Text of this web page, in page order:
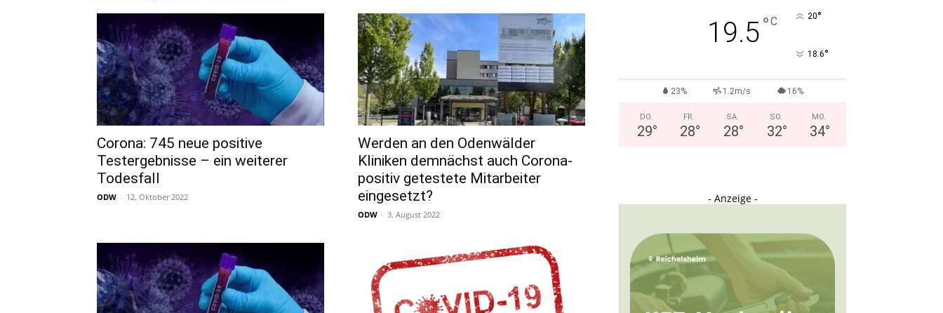
Corona: 745 neue positive
Testergebnisse – ein weiterer
Todesfall
ODW - 12. Oktober 2022
Werden an den Odenwälder
Kliniken demnächst auch Corona-
positiv getestete Mitarbeiter
eingesetzt?
ODW - 3. August 2022
19.5°C 20°
18.6°
23% 1.2m/s 16%
DO.
29°
FR.
28°
SA.
28°
SO.
32°
MO.
34°
- Anzeige -